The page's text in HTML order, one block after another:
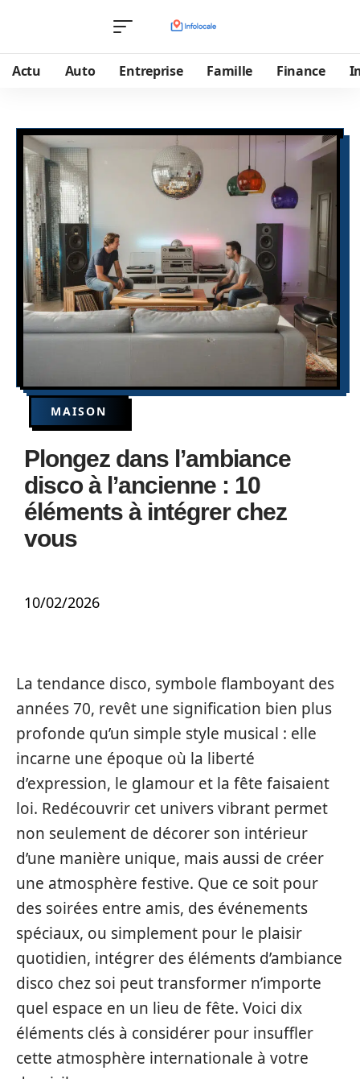
Actu Auto Entreprise Famille Finance
MAISON
Plongez dans l’ambiance
disco à l’ancienne : 10
éléments à intégrer chez
vous
10/02/2026
La tendance disco, symbole flamboyant des
années 70, revêt une signification bien plus
profonde qu’un simple style musical : elle
incarne une époque où la liberté
d’expression, le glamour et la fête faisaient
loi. Redécouvrir cet univers vibrant permet
non seulement de décorer son intérieur
d’une manière unique, mais aussi de créer
une atmosphère festive. Que ce soit pour
des soirées entre amis, des événements
spéciaux, ou simplement pour le plaisir
quotidien, intégrer des éléments d’ambiance
disco chez soi peut transformer n’importe
quel espace en un lieu de fête. Voici dix
éléments clés à considérer pour insuffler
cette atmosphère internationale à votre